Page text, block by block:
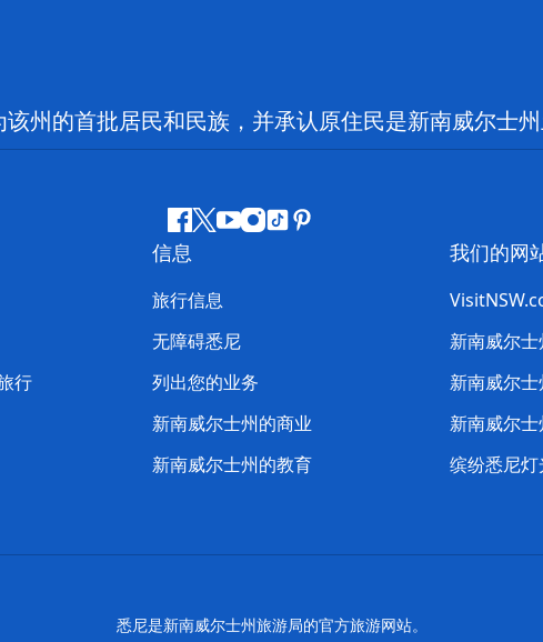
州的首批居民和民族，并承认原住民是新南威尔士
Facebook
叽
喳
喳
YouTube
Instagram
抖 Pinterest
行
信息
旅行信息
无障碍悉尼
列出您的业务
新南威尔士州的商业
新南威尔士州的教育
我们的网
新南威尔
新南威尔
新南威尔
缤纷悉尼
悉尼是新南威尔士州旅游局的官方旅游网站。